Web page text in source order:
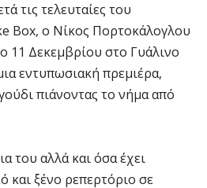
τις τελευταίες του
Box, ο Νίκος Πορτοκάλογλου
11 Δεκεμβρίου στο Γυάλινο
εντυπωσιακή πρεμιέρα,
πιάνοντας το νήμα από
του αλλά και όσα έχει
και ξένο ρεπερτόριο σε